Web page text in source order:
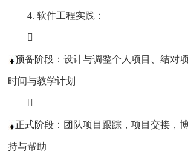
4. 软件工程实践：

预备阶段：设计与调整个人项目、结对
时间与教学计划

正式阶段：团队项目跟踪，项目交接，
持与帮助